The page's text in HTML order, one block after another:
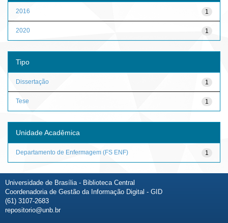
1
2016
1
2020
Tipo
1
Dissertação
1
Tese
Unidade Acadêmica
1
Departamento de Enfermagem (FS ENF)
Universidade de Brasília - Biblioteca Central
Coordenadoria de Gestão da Informação Digital - GID
(61) 3107-2683
repositorio@unb.br